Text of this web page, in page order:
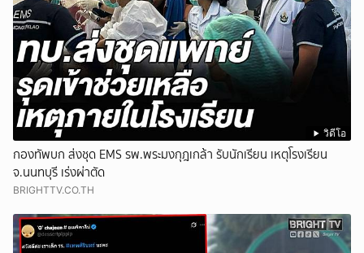
วิดีโอ
กองทัพบก ส่งชุด EMS รพ.พระมงกุฎเกล้า รับนักเรียน เหตุโรงเรียน
จ.นนทบุรี เร่งผ่าตัด
BRIGHTTV.CO.TH